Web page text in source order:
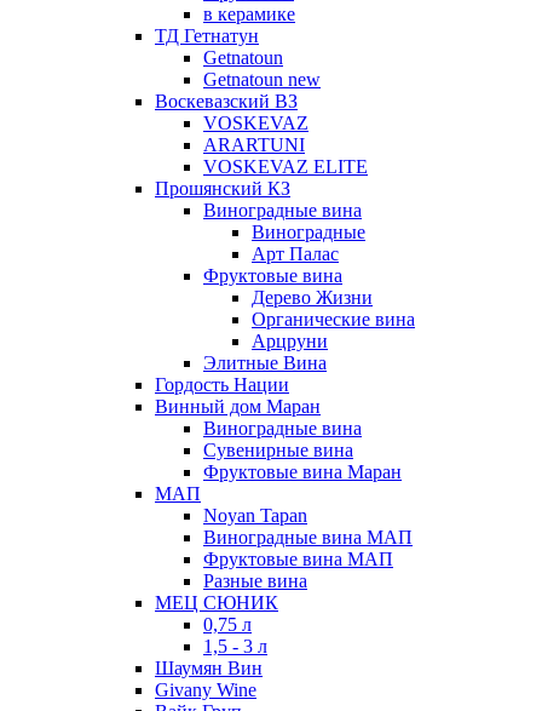
в керамике
ТД Гетнатун
Getnatoun
Getnatoun new
Воскевазский ВЗ
VOSKEVAZ
ARARTUNI
VOSKEVAZ ELITE
Прошянский КЗ
Виноградные вина
Виноградные
Арт Палас
Фруктовые вина
Дерево Жизни
Органические вина
Арцруни
Элитные Вина
Гордость Нации
Винный дом Маран
Виноградные вина
Сувенирные вина
Фруктовые вина Маран
МАП
Noyan Tapan
Виноградные вина МАП
Фруктовые вина МАП
Разные вина
МЕЦ СЮНИК
0,75 л
1,5 - 3 л
Шаумян Вин
Givany Wine